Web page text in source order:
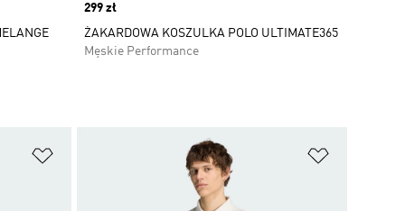
Price
299 zł
ŻAKARDOWA KOSZULKA POLO ULTIMATE365
Męskie Performance